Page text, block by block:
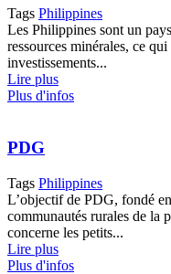
Tags Philippines
Les Philippines sont un
ressources minérales, ce
investissements...
Lire plus
Plus d'infos
PDG
Tags Philippines
L’objectif de PDG, fondé
communautés rurales de la
concerne les petits...
Lire plus
Plus d'infos